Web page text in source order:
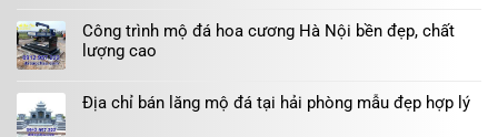
Công trình mộ đá hoa cương Hà Nội bền đẹp, chất
lượng cao
Địa chỉ bán lăng mộ đá tại hải phòng mẫu đẹp hợp lý